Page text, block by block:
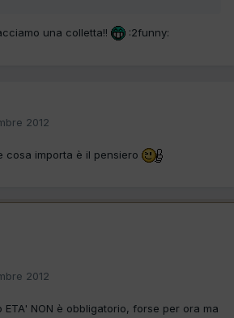
una colletta!! :2funny:
2012
cosa importa è il pensiero
2012
NON è obbligatorio, forse per ora ma